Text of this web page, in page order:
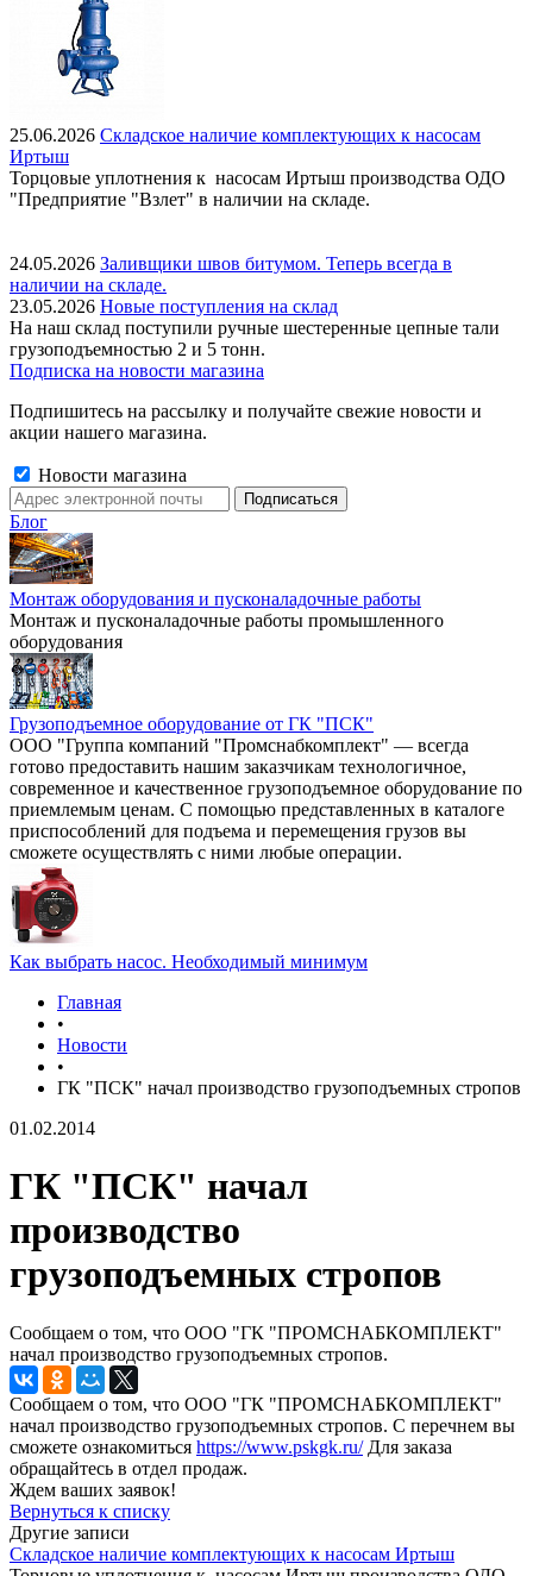
25.06.2026 Складское наличие комплектующих к насосам
Иртыш
Торцовые уплотнения к насосам Иртыш производства ОДО
"Предприятие "Взлет" в наличии на складе.
24.05.2026 Заливщики швов битумом. Теперь всегда в
наличии на складе.
23.05.2026 Новые поступления на склад
На наш склад поступили ручные шестеренные цепные тали
грузоподъемностью 2 и 5 тонн.
Подписка на новости магазина
Подпишитесь на рассылку и получайте свежие новости и
акции нашего магазина.
Новости магазина
Блог
Монтаж оборудования и пусконаладочные работы
Монтаж и пусконаладочные работы промышленного
оборудования
Грузоподъемное оборудование от ГК "ПСК"
ООО "Группа компаний "Промснабкомплект" — всегда
готово предоставить нашим заказчикам технологичное,
современное и качественное грузоподъемное оборудование по
приемлемым ценам. С помощью представленных в каталоге
приспособлений для подъема и перемещения грузов вы
сможете осуществлять с ними любые операции.
Как выбрать насос. Необходимый минимум
Главная
•
Новости
•
ГК "ПСК" начал производство грузоподъемных стропов
01.02.2014
ГК "ПСК" начал
производство
грузоподъемных стропов
Сообщаем о том, что ООО "ГК "ПРОМСНАБКОМПЛЕКТ"
начал производство грузоподъемных стропов.
Сообщаем о том, что ООО "ГК "ПРОМСНАБКОМПЛЕКТ"
начал производство грузоподъемных стропов. С перечнем вы
сможете ознакомиться https://www.pskgk.ru/Для заказа
обращайтесь в отдел продаж.
Ждем ваших заявок!
Вернуться к списку
Другие записи
Складское наличие комплектующих к насосам Иртыш